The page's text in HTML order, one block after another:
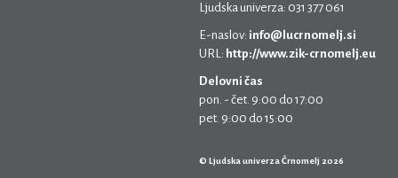
Ljudska univerza: 031 377 061
E-naslov: info@lucrnomelj.si
URL: http://www.zik-crnomelj.eu
Delovni čas
pon. - čet. 9:00 do 17:00
pet. 9:00 do 15:00
© Ljudska univerza Črnomelj 2026